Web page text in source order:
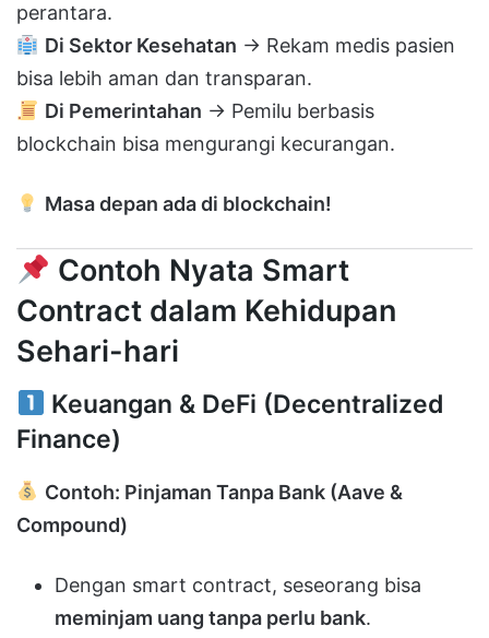
perantara.
Di Sektor Kesehatan → Rekam medis pasien
bisa lebih aman dan transparan.
Di Pemerintahan → Pemilu berbasis
blockchain bisa mengurangi kecurangan.
Masa depan ada di blockchain!
Contoh Nyata Smart
Contract dalam Kehidupan
Sehari-hari
Keuangan & DeFi (Decentralized
Finance)
Contoh: Pinjaman Tanpa Bank (Aave &
Compound)
Dengan smart contract, seseorang bisa
meminjam uang tanpa perlu bank.